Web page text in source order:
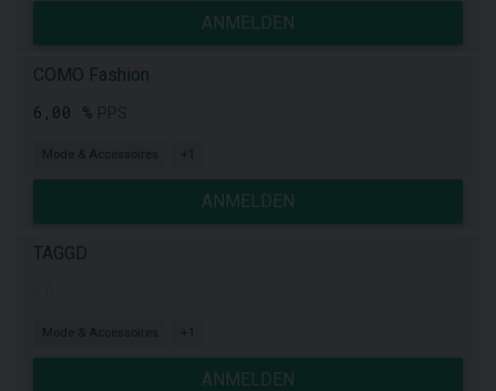
ANMELDEN
COMO Fashion
6,00 %
Mode & Accessoires +1
ANMELDEN
TAGGD
Mode & Accessoires +1
ANMELDEN